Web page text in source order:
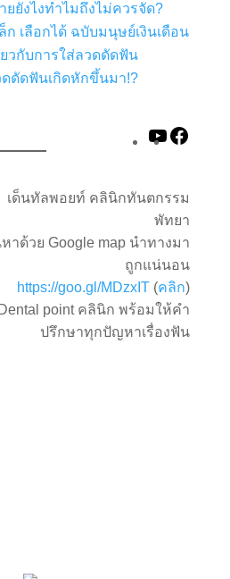
ยังไงทำไมถึงไม่ควรจัด?
เลือกได้ ฉบับมนุษย์เงินเดือน
ยวกับการใส่ลวดดัดฟัน
ดดัดฟันเกิดหักขึ้นมา!?
YouTube
เด็นทัลพอยท์ คลินิกทันตกรรม
พัทยา
าด้วย Google map นำทางมา
ถูกแน่นอน
https://goo.gl/MDzxIT (คลิก)
Dental point คลินิก พร้อมให้คำ
ปรึกษาทุกปัญหาเรื่องฟัน